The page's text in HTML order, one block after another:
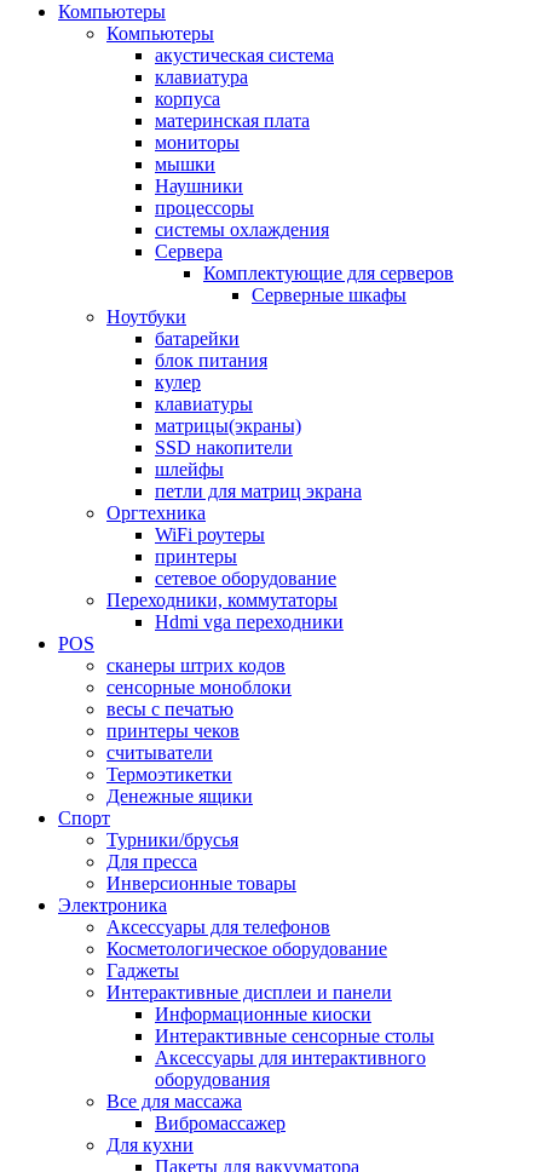
Компьютеры
Компьютеры
акустическая система
клавиатура
корпуса
материнская плата
мониторы
мышки
Наушники
процессоры
системы охлаждения
Сервера
Комплектующие для серверов
Серверные шкафы
Ноутбуки
батарейки
блок питания
кулер
клавиатуры
матрицы(экраны)
SSD накопители
шлейфы
петли для матриц экрана
Оргтехника
WiFi роутеры
принтеры
сетевое оборудование
Переходники, коммутаторы
Hdmi vga переходники
POS
сканеры штрих кодов
сенсорные моноблоки
весы с печатью
принтеры чеков
считыватели
Термоэтикетки
Денежные ящики
Спорт
Турники/брусья
Для пресса
Инверсионные товары
Электроника
Аксессуары для телефонов
Косметологическое оборудование
Гаджеты
Интерактивные дисплеи и панели
Информационные киоски
Интерактивные сенсорные столы
Аксессуары для интерактивного
оборудования
Все для массажа
Вибромассажер
Для кухни
Пакеты для вакууматора